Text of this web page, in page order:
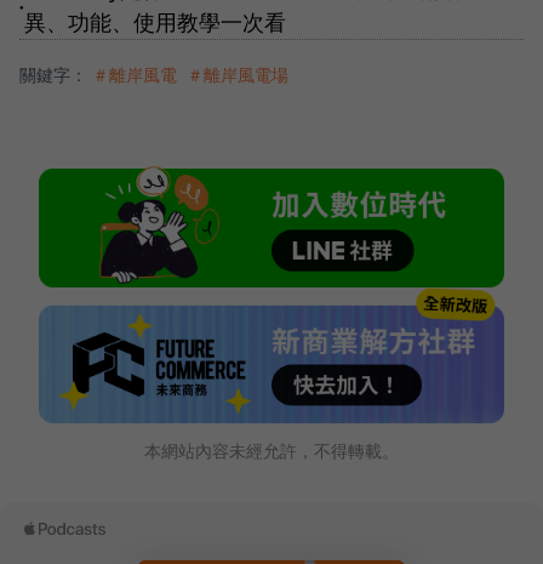
●
異、功能、使用教學一次看
關鍵字： ＃離岸風電 ＃離岸風電場
本網站內容未經允許，不得轉載。